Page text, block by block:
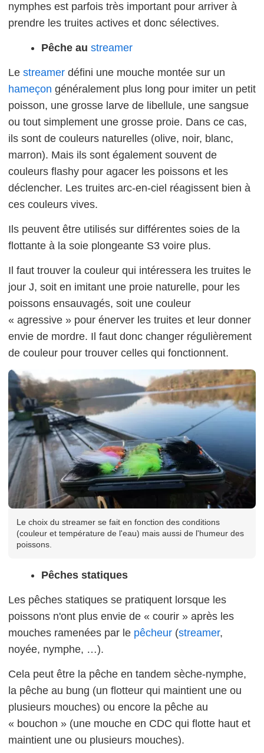
nymphes est parfois très important pour arriver à
prendre les truites actives et donc sélectives.
Pêche au streamer
Le streamer défini une mouche montée sur un
hameçon généralement plus long pour imiter un petit
poisson, une grosse larve de libellule, une sangsue
ou tout simplement une grosse proie. Dans ce cas,
ils sont de couleurs naturelles (olive, noir, blanc,
marron). Mais ils sont également souvent de
couleurs flashy pour agacer les poissons et les
déclencher. Les truites arc-en-ciel réagissent bien à
ces couleurs vives.
Ils peuvent être utilisés sur différentes soies de la
flottante à la soie plongeante S3 voire plus.
Il faut trouver la couleur qui intéressera les truites le
jour J, soit en imitant une proie naturelle, pour les
poissons ensauvagés, soit une couleur
« agressive » pour énerver les truites et leur donner
envie de mordre. Il faut donc changer régulièrement
de couleur pour trouver celles qui fonctionnent.
Le choix du streamer se fait en fonction des conditions
(couleur et température de l'eau) mais aussi de l'humeur des
poissons.
Pêches statiques
Les pêches statiques se pratiquent lorsque les
poissons n'ont plus envie de « courir » après les
mouches ramenées par le pêcheur (streamer,
noyée, nymphe, …).
Cela peut être la pêche en tandem sèche-nymphe,
la pêche au bung (un flotteur qui maintient une ou
plusieurs mouches) ou encore la pêche au
« bouchon » (une mouche en CDC qui flotte haut et
maintient une ou plusieurs mouches).